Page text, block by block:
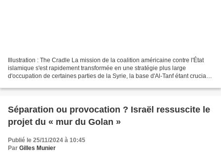
Illustration : The Cradle La mission de la coalition américaine contre l'État
islamique s'est rapidement transformée en une stratégie plus large
d'occupation de certaines parties de la Syrie, la base d'Al-Tanf étant cruciale
Séparation ou provocation ? Israël ressuscite le
projet du « mur du Golan »
Publié le 25/11/2024 à 10:45
Par Gilles Munier